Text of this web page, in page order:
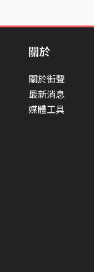
關於
關於街聲
最新消息
媒體工具